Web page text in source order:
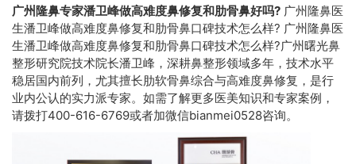
广州隆鼻专家潘卫峰做高难度鼻修复和肋骨鼻好吗? 广州隆鼻医
生潘卫峰做高难度鼻修复和肋骨鼻口碑技术怎么样? 广州隆鼻医
生潘卫峰做高难度鼻修复和肋骨鼻口碑技术怎么样?广州曙光鼻
整形研究院技术院长潘卫峰，深耕鼻整形领域多年，技术水平
稳居国内前列，尤其擅长肋软骨鼻综合与高难度鼻修复，是行
业内公认的实力派专家。如需了解更多医美知识和专家案例，
请拨打400-616-6769或者加微信bianmei0528咨询。